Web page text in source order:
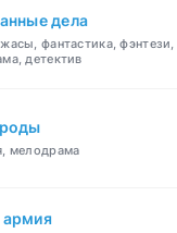
дела
фантастика, фэнтези,
детектив
мелодрама